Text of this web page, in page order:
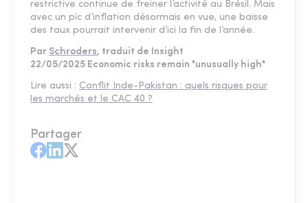
restrictive continue de freiner l’activité au Brésil. Mais
avec un pic d’inflation désormais en vue, une baisse
des taux pourrait intervenir d’ici la fin de l’année.
Par Schroders, traduit de Insight
22/05/2025 Economic risks remain "unusually high"
Lire aussi : Conflit Inde-Pakistan : quels risques pour
les marchés et le CAC 40 ?
Partager